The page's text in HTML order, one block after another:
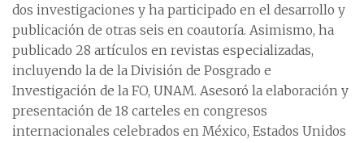
dos investigaciones y ha participado en el desarrollo y
publicación de otras seis en coautoría. Asimismo, ha
publicado 28 artículos en revistas especializadas,
incluyendo la de la División de Posgrado e
Investigación de la FO, UNAM. Asesoró la elaboración y
presentación de 18 carteles en congresos
internacionales celebrados en México, Estados Unidos